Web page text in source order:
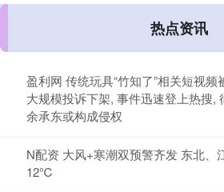
热点资讯
盈利网 传统玩具“竹知了”相关短视频
大规模投诉下架, 事件迅速登上热搜,
余承东或构成侵权
N配资 大风+寒潮双预警齐发 东北、
12℃